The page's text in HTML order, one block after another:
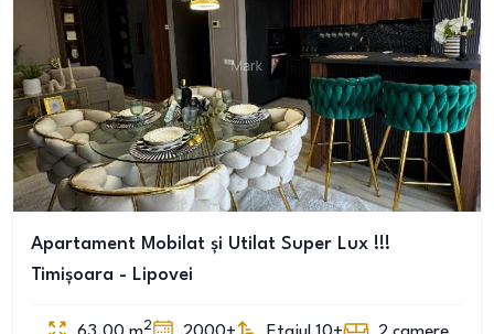
Apartament Mobilat și Utilat Super Lux !!!
Timișoara - Lipovei
2